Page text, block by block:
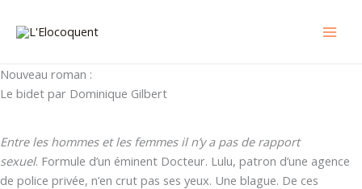
Nouveau roman :
Le bidet par Dominique Gilbert
Entre les hommes et les femmes il n’y a pas de rapport
sexuel. Formule d’un éminent Docteur. Lulu, patron d’une agence
de police privée, n’en crut pas ses yeux. Une blague. De ces